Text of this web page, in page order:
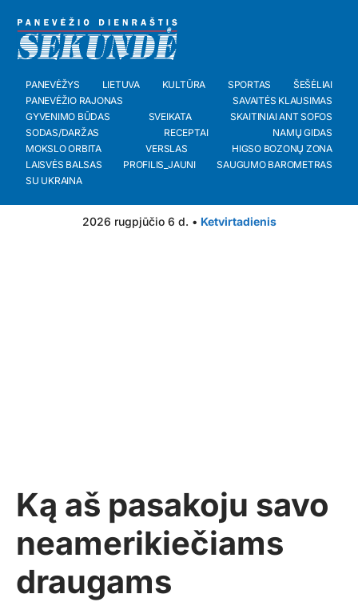
PANEVĖŽYS LIETUVA KULTŪRA SPORTAS
ŠEŠĖLIAI
PANEVĖŽIO RAJONAS
SAVAITĖS KLAUSIMAS
GYVENIMO BŪDAS
SVEIKATA
SKAITINIAI ANT SOFOS
SODAS/DARŽAS
RECEPTAI
NAMŲ GIDAS
MOKSLO ORBITA
VERSLAS
HIGSO BOZONŲ ZONA
LAISVĖS BALSAS
PROFILIS_JAUNI
SAUGUMO BAROMETRAS
SU UKRAINA
2026 rugpjūčio 6 d. • Ketvirtadienis
Ką aš pasakoju savo
neamerikiečiams
draugams